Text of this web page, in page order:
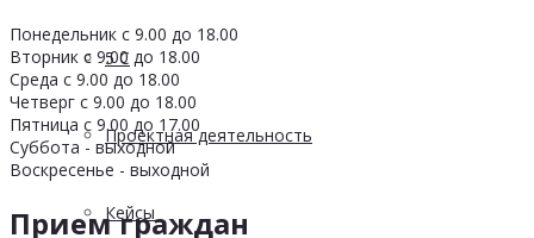
5 С
Проектная деятельность
Кейсы
Понедельник с 9.00 до 18.00
Вторник с 9.00 до 18.00
Среда с 9.00 до 18.00
Четверг с 9.00 до 18.00
Пятница с 9.00 до 17.00
Суббота - выходной
Воскресенье - выходной
Прием граждан